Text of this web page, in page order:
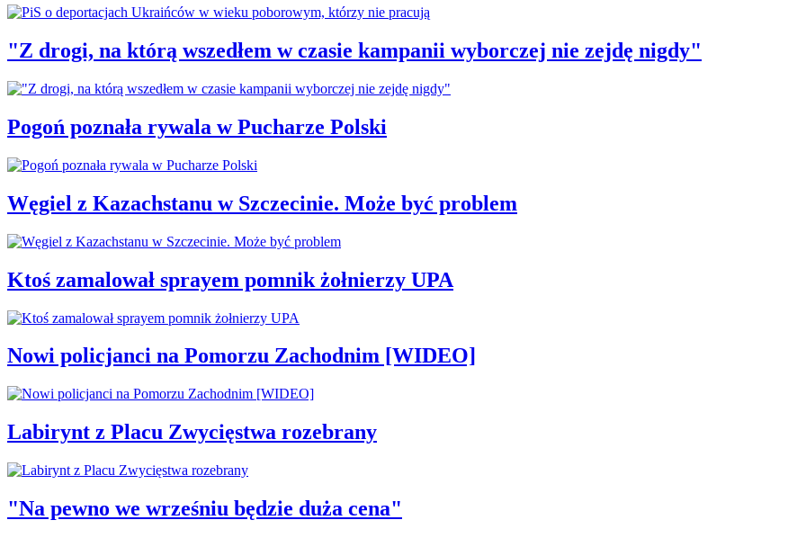
"Z drogi, na którą wszedłem w czasie kampanii wyborczej nie zejdę nigdy"
Pogoń poznała rywala w Pucharze Polski
Węgiel z Kazachstanu w Szczecinie. Może być problem
Ktoś zamalował sprayem pomnik żołnierzy UPA
Nowi policjanci na Pomorzu Zachodnim [WIDEO]
Labirynt z Placu Zwycięstwa rozebrany
"Na pewno we wrześniu będzie duża cena"